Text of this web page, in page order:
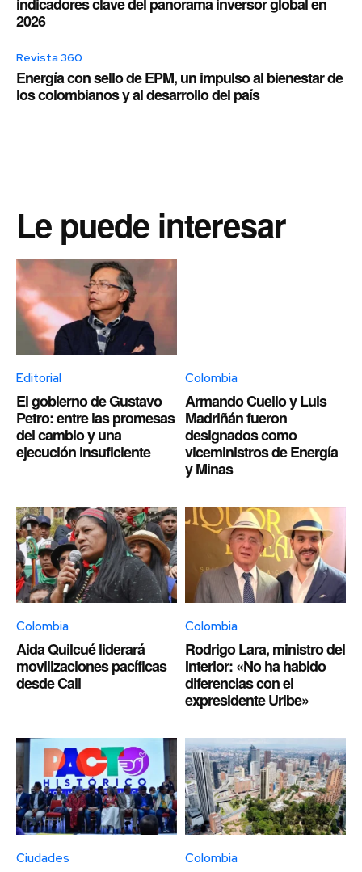
2026
Revista 360
Energía con sello de EPM, un impulso al bienestar de
los colombianos y al desarrollo del país
Le puede interesar
Editorial
El gobierno de Gustavo
Petro: entre las promesas
del cambio y una
ejecución insuficiente
Colombia
Armando Cuello y Luis
Madriñán fueron
designados como
viceministros de Energía
y Minas
Colombia
Aida Quilcué liderará
movilizaciones pacíficas
desde Cali
Colombia
Rodrigo Lara, ministro del
Interior: «No ha habido
diferencias con el
expresidente Uribe»
Ciudades Colombia